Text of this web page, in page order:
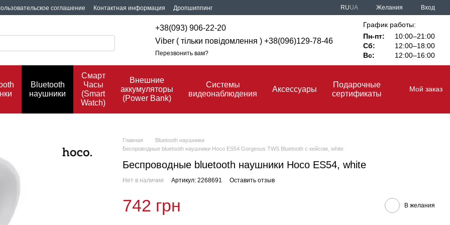
соглашение Контактная информация
Дропшиппинг
RUUA Желания Вход
+38(093) 906-22-20
Viber ( тільки повідомлення ) +38(096)129-78-46
Перезвонить вам?
График работы:
Пн-пт:
10:00–21:00
Сб:
12:00–18:00
Вс:
12:00–16:00
Bluetooth
наушники
Смарт
Часы
(Smart
Watch)
Внешние
аккумуляторы
(Power Bank)
Системы
видеонаблюдения
Аксессуары
Подарочные
сертификаты
Мой заказ
Главная
Bluetooth наушники
Беспроводные bluetooth наушники Hoco ES54 Gorgeous TWS Bluetooth с кейсом, white
Беспроводные bluetooth наушники Hoco ES54, white
Нет в наличии Артикул: 2268691 Оставить отзыв
742 грн В желания